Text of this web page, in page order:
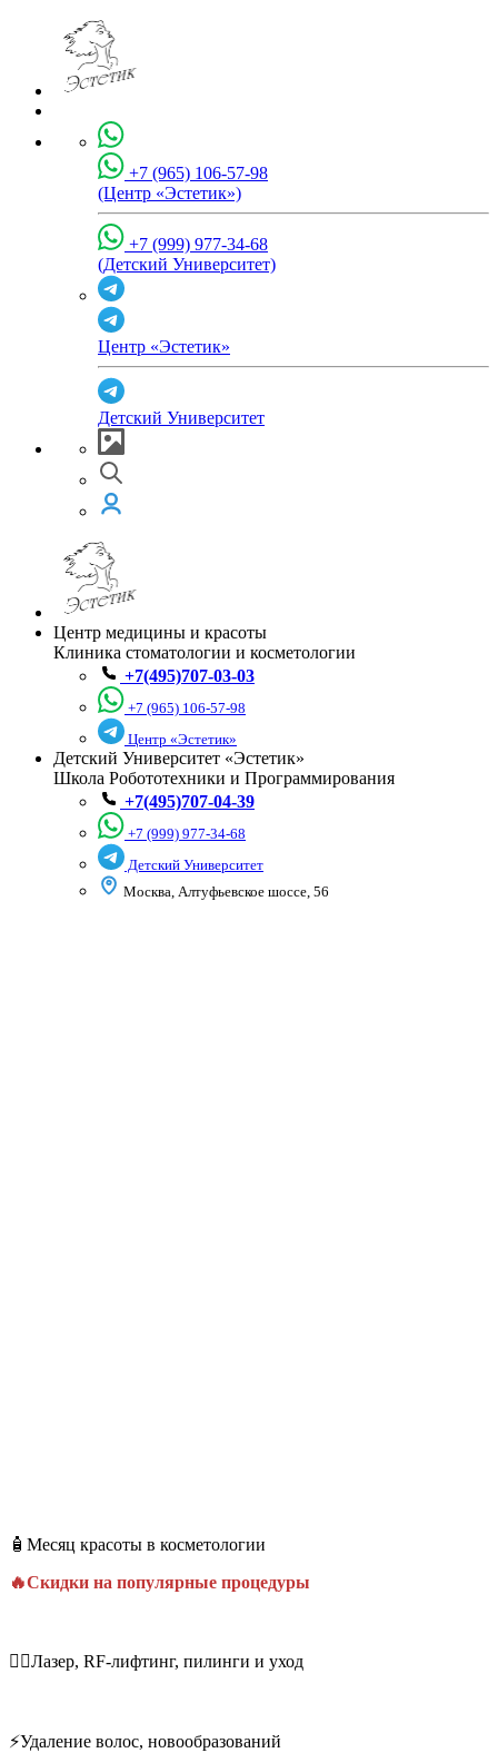
+7 (965) 106-57-98
(Центр «Эстетик»)
+7 (999) 977-34-68
(Детский Университет)
Центр «Эстетик»
Детский Университет
Центр медицины и красоты
Клиника стоматологии и косметологии
+7(495)707-03-03
+7 (965) 106-57-98
Центр «Эстетик»
Детский Университет «Эстетик»
Школа Робототехники и Программирования
+7(495)707-04-39
+7 (999) 977-34-68
Детский Университет
Москва, Алтуфьевское шоссе, 56
🧴Месяц красоты в косметологии
🔥Скидки на популярные процедуры
💆‍♀️Лазер, RF-лифтинг, пилинги и уход
⚡Удаление волос, новообразований